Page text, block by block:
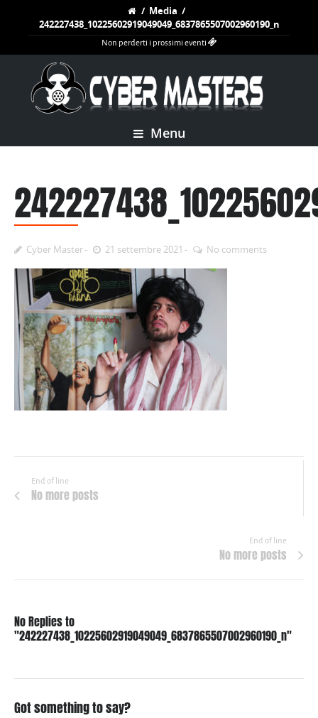
/ Media /
242227438_10225602919049049_6837865507002960190_n
Non perderti i prossimi eventi
Menu
Cyber Master 21 settembre 2021 No comments
End of line
No more posts
End of line
No more posts
No Replies to
"242227438_10225602919049049_6837865507002960190_n"
Got something to say?